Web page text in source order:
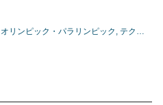
オリンピック・パラリンピック テクノロジー